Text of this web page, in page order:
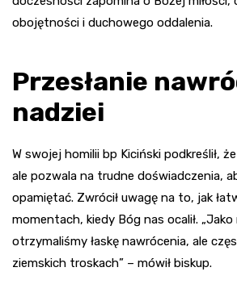
obojętności i duchowego oddalenia.
Przesłanie
nadziei
W swojej homilii bp Kiciński podkreślił,
ale pozwala na trudne doświadczenia,
opamiętać. Zwrócił uwagę na to, jak
momentach, kiedy Bóg nas ocalił.
otrzymaliśmy łaskę nawrócenia, ale
ziemskich troskach” – mówił biskup.